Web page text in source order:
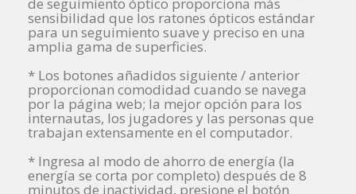
de seguimiento óptico proporciona más
sensibilidad que los ratones ópticos estándar
para un seguimiento suave y preciso en una
amplia gama de superficies.
* Los botones añadidos siguiente / anterior
proporcionan comodidad cuando se navega
por la página web; la mejor opción para los
internautas, los jugadores y las personas que
trabajan extensamente en el computador.
* Ingresa al modo de ahorro de energía (la
energía se corta por completo) después de 8
minutos de inactividad, presione el botón